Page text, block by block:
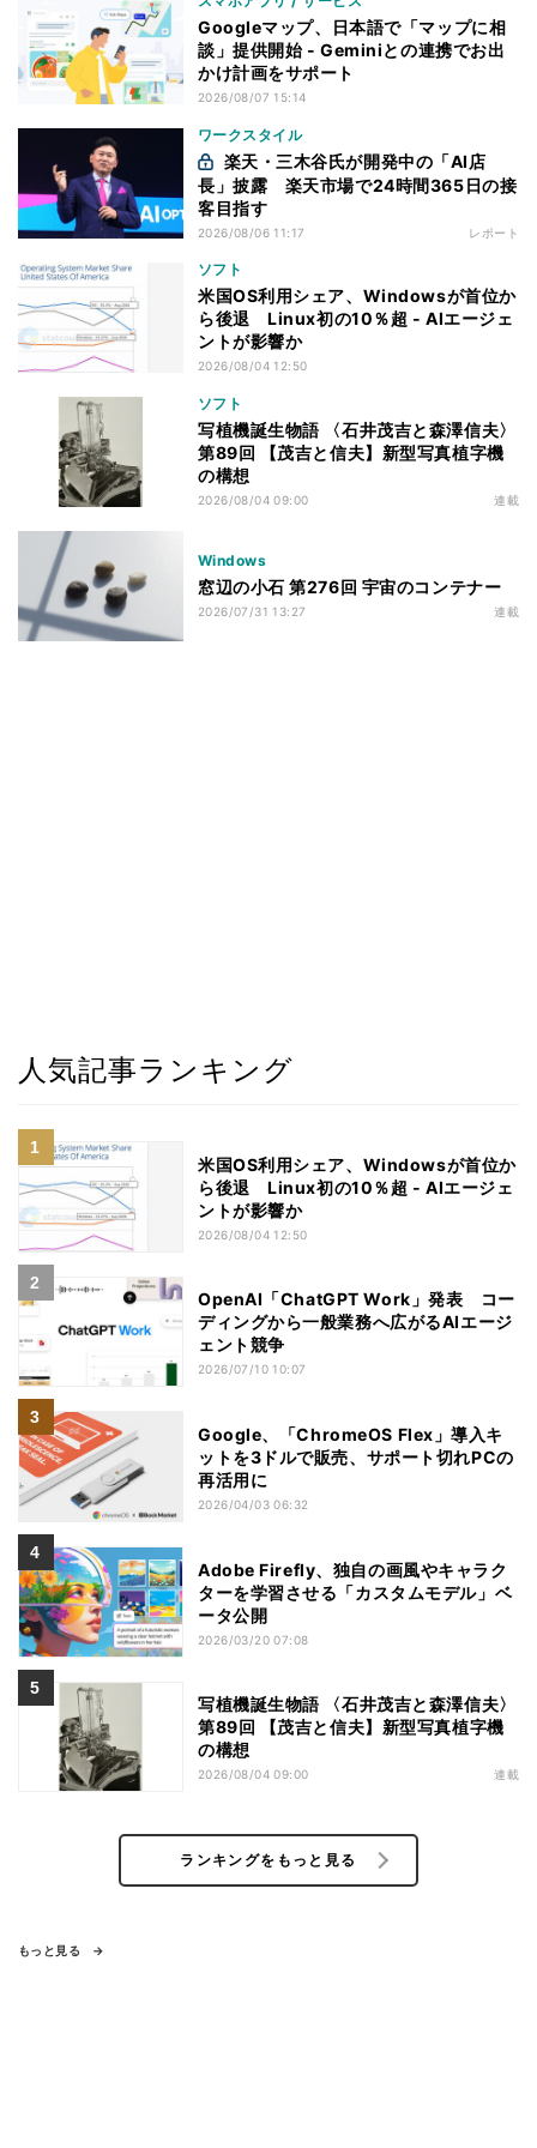
Googleマップ、日本語で「マップに相
談」提供開始 - Geminiとの連携でお出
かけ計画をサポート
2026/08/07 15:14
ワークスタイル
長」披露 楽天市場で24時間365日の接
客目指す
2026/08/06 11:17 レポート
ソフト
米国OS利用シェア、Windowsが首位か
ら後退 Linux初の10％超 - AIエージェ
ントが影響か
2026/08/04 12:50
ソフト
写植機誕生物語 〈石井茂吉と森澤信夫〉
第89回 【茂吉と信夫】新型写真植字機
の構想
2026/08/04 09:00 連載
Windows
窓辺の小石 第276回 宇宙のコンテナー
2026/07/31 13:27 連載
人気記事ランキング
米国OS利用シェア、Windowsが首位か
ら後退 Linux初の10％超 - AIエージェ
ントが影響か
2026/08/04 12:50
OpenAI「ChatGPT Work」発表 コー
ディングから一般業務へ広がるAIエージ
ェント競争
2026/07/10 10:07
Google、「ChromeOS Flex」導入キ
ットを3ドルで販売、サポート切れPCの
再活用に
2026/04/03 06:32
Adobe Firefly、独自の画風やキャラク
ターを学習させる「カスタムモデル」ベ
ータ公開
2026/03/20 07:08
写植機誕生物語 〈石井茂吉と森澤信夫〉
第89回 【茂吉と信夫】新型写真植字機
の構想
2026/08/04 09:00 連載
ランキングをもっと見る
もっと見る